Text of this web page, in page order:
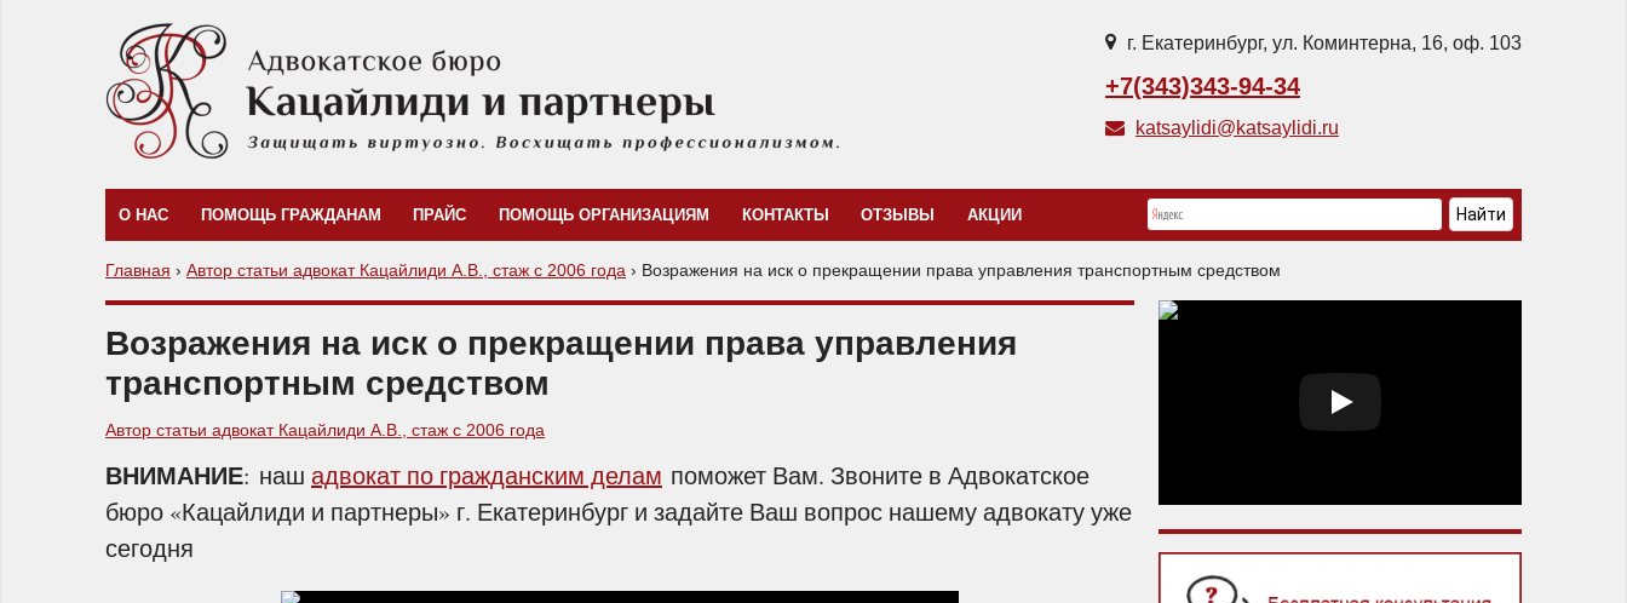
г. Екатеринбург, ул. Коминтерна, 16, оф. 103
+7(343)343-94-34
katsaylidi@katsaylidi.ru
О НАС ПОМОЩЬ ГРАЖДАНАМ ПРАЙС ПОМОЩЬ ОРГАНИЗАЦИЯМ КОНТАКТЫ ОТЗЫВЫ АКЦИИ
Главная › Автор статьи адвокат Кацайлиди А.В., стаж с 2006 года › Возражения на иск о прекращении права управления транспортным средством
Возражения на иск о прекращении права управления
транспортным средством
Автор статьи адвокат Кацайлиди А.В., стаж с 2006 года
ВНИМАНИЕ: наш адвокат по гражданским делам поможет Вам. Звоните в Адвокатское
бюро «Кацайлиди и партнеры» г. Екатеринбург и задайте Ваш вопрос нашему адвокату уже
сегодня